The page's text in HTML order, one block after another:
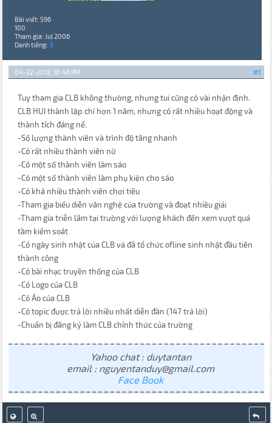
Bài viết: 596
100
Tham gia: Jul 2006
Danh tiếng: 3
#1
04-22-2012, 10:46 PM
Tuy tham gia CLB không thường, nhưng tui cũng có vài nhận định.
CLB HUI thành lập chỉ hơn 1 năm, nhưng có rất nhiều hoạt động và
thành tích đáng nể.
-Số lượng thành viên và trình độ tăng nhanh
-Có rất nhiều thành viên nữ
-Có một số thành viên làm sáo
-Có một số thành viên làm phụ kiện cho sáo
-Có khá nhiều thành viên chơi tiêu
-Tham gia biểu diễn văn nghệ của trường và đoạt nhiều giải
-Tham gia triễn lãm tại trường với lượng khách đến xem vượt quá
tầm kiểm soát
-Có ngày sinh nhật của CLB vả đã tổ chức ofline sinh nhật đầu tiên
thành công
-Có bài nhạc truyền thống của CLB
-Có Logo của CLB
-Có Áo của CLB
-Có topic được trả lời nhiều nhất diễn đàn (147 trả lời)
-Chuẩn bị đăng ký làm CLB chính thức của trường
Yahoo chat : duytantan
email : nguyentanduy@gmail.com
Face Book